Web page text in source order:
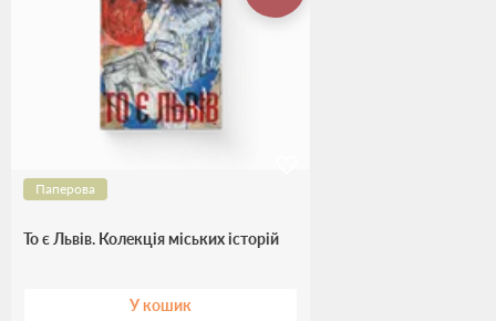
Паперова
То є Львів. Колекція міських історій
У кошик